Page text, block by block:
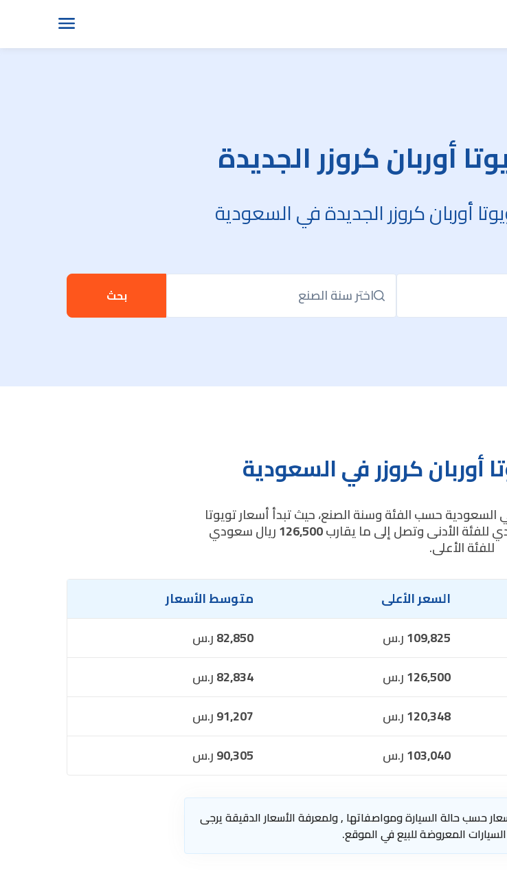
أوربان كروزر الجديدة
أوربان كروزر الجديدة في السعودية
اختر سنة الصنع بحث
أوربان كروزر في السعودية
السعودية حسب الفئة وسنة الصنع، حيث تبدأ أسعار تويوتا
للفئة الأدنى وتصل إلى ما يقارب126,500ريال سعودي
للفئة الأعلى.
السعر الأعلى
متوسط الأسعار
109,825ر.س 82,850ر.س
126,500ر.س 82,834ر.س
120,348ر.س 91,207ر.س
103,040ر.س 90,305ر.س
حسب حالة السيارة ومواصفاتها , ولمعرفة الأسعار الدقيقة يرجى
المعروضة للبيع في الموقع.